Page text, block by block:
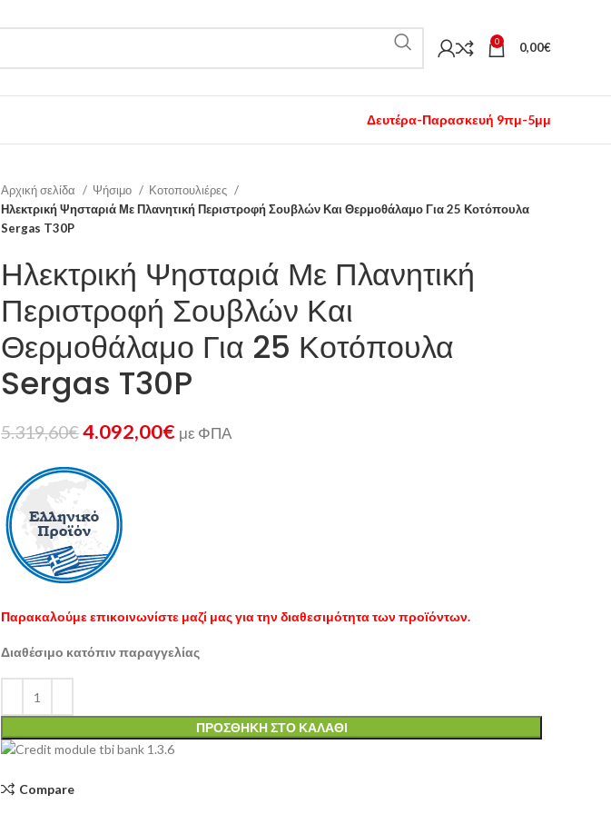
0 0,00€
Δευτέρα-Παρασκευή 9πμ-5μμ
Αρχική σελίδα Ψήσιμο
Κοτοπουλιέρες
Ηλεκτρική Ψησταριά Με Πλανητική Περιστροφή Σουβλών Και Θερμοθάλαμο Για 25 Κοτόπουλα
Sergas T30P
Ηλεκτρική Ψησταριά Με Πλανητική
Περιστροφή Σουβλών Και
Θερμοθάλαμο Για 25 Κοτόπουλα
Sergas T30P
5.319,60€4.092,00€ με ΦΠΑ
Παρακαλούμε επικοινωνίστε μαζί μας για την διαθεσιμότητα των προϊόντων.
Διαθέσιμο κατόπιν παραγγελίας
ΠΡΟΣΘΉΚΗ ΣΤΟ ΚΑΛΆΘΙ
Compare